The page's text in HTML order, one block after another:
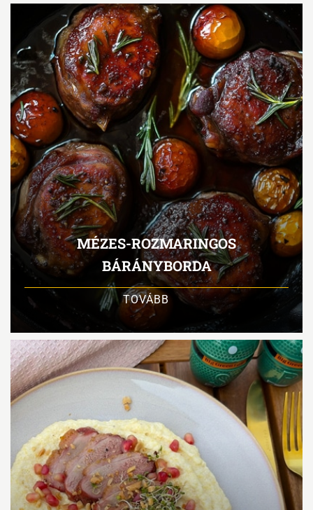
MÉZES-ROZMARINGOS
BÁRÁNYBORDA
TOVÁBB